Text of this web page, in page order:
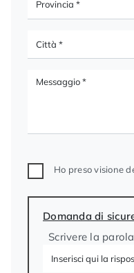
Ho preso visione
Domanda di
Scrivere la